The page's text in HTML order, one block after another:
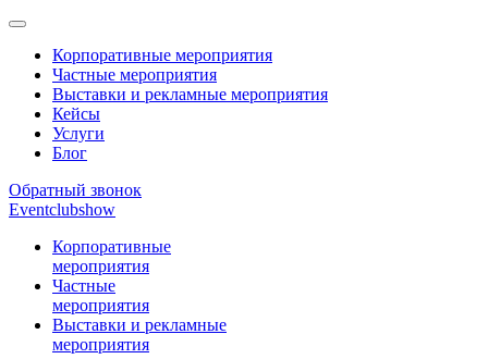
Корпоративные мероприятия
Частные мероприятия
Выставки и рекламные мероприятия
Кейсы
Услуги
Блог
Обратный звонок
Eventclubshow
Корпоративные
мероприятия
Частные
мероприятия
Выставки и рекламные
мероприятия